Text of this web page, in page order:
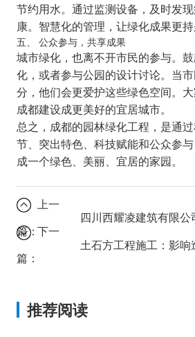
节约用水。通过监测设备，及时发
康。智慧化的管理，让绿化成果更持
五、 公众参与，共享成果
城市绿化，也离不开市民的参与。
化，或者参与公园的设计讨论。当
分，他们会更爱护这些绿色空间。
成都建设成更美好的宜居城市。
总之，成都的园林绿化工程，是通
节、突出特色、科技赋能和公众参
成一个绿色、美丽、宜居的家园。
上一
篇：下一
篇：
推荐阅读